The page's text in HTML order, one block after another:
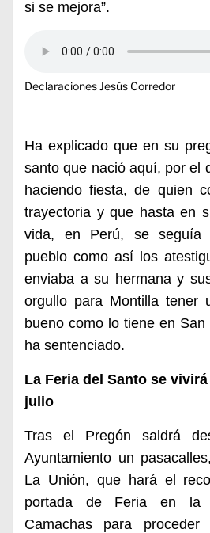
si se mejora”.
Declaraciones Jesús Corredor
Ha explicado que en su
santo que nació aquí, por el
haciendo fiesta, de quien
trayectoria y que hasta en
vida, en Perú, se seguía
pueblo como así los
enviaba a su hermana y
orgullo para Montilla tener
bueno como lo tiene en San
ha sentenciado.
La Feria del Santo se
julio
Tras el Pregón saldrá
Ayuntamiento un
La Unión, que hará el
portada de Feria en la
Camachas para